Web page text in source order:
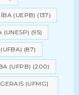
(UEPB) (137)
(UNESP) (95)
(87)
(UFPB) (200)
(UFMG)